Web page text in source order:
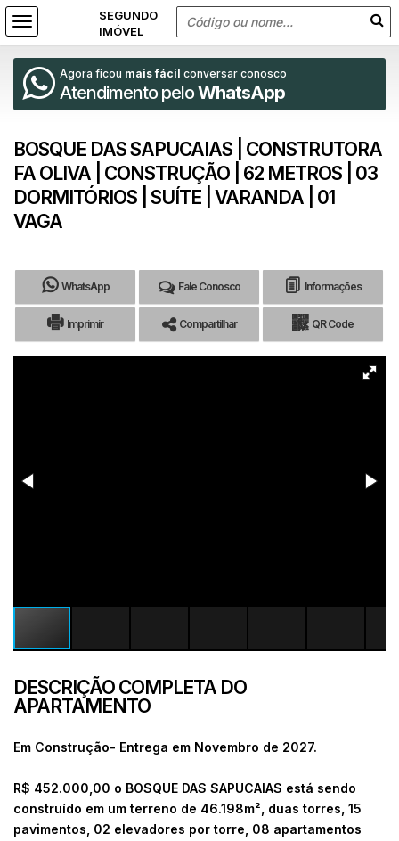
Agora ficou mais fácil conversar conosco
Atendimento peloWhatsApp
BOSQUE DAS SAPUCAIAS | CONSTRUTORA
FA OLIVA | CONSTRUÇÃO | 62 METROS | 03
DORMITÓRIOS | SUÍTE | VARANDA | 01
VAGA
WhatsApp Fale Conosco Informações
Imprimir Compartilhar QR Code
DESCRIÇÃO COMPLETA DO
APARTAMENTO
Em Construção- Entrega em Novembro de 2027.
R$ 452.000,00 o BOSQUE DAS SAPUCAIAS está sendo
construído em um terreno de 46.198m², duas torres, 15
pavimentos, 02 elevadores por torre, 08 apartamentos